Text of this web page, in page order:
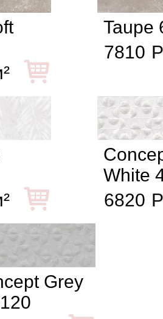
Taupe
7810
White
6820
Grey